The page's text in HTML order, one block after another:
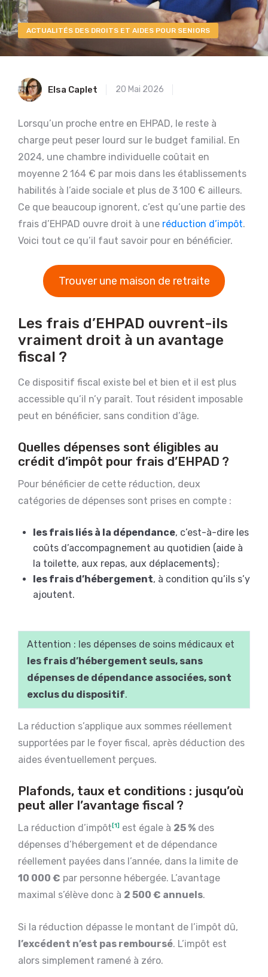
ACTUALITÉS DES DROITS ET AIDES POUR SENIORS
Elsa Caplet 20 Mai 2026
Lorsqu’un proche entre en EHPAD, le reste à
charge peut peser lourd sur le budget familial. En
2024, une chambre individuelle coûtait en
moyenne 2 164 € par mois dans les établissements
habilités à l’aide sociale et plus de 3 100 € ailleurs.
Ce que beaucoup ignorent, c’est qu’une partie des
frais d’EHPAD ouvre droit à une réduction d’impôt.
Voici tout ce qu’il faut savoir pour en bénéficier.
Trouver une maison de retraite
Les frais d’EHPAD ouvrent-ils
vraiment droit à un avantage
fiscal ?
Ce dispositif fiscal existe bel et bien et il est plus
accessible qu’il n’y paraît. Tout résident imposable
peut en bénéficier, sans condition d’âge.
Quelles dépenses sont éligibles au
crédit d’impôt pour frais d’EHPAD ?
Pour bénéficier de cette réduction, deux
catégories de dépenses sont prises en compte :
les frais liés à la dépendance, c’est-à-dire les
coûts d’accompagnement au quotidien (aide à
la toilette, aux repas, aux déplacements) ;
les frais d’hébergement, à condition qu’ils s’y
ajoutent.
Attention : les dépenses de soins médicaux et
les frais d’hébergement seuls, sans
dépenses de dépendance associées, sont
exclus du dispositif.
La réduction s’applique aux sommes réellement
supportées par le foyer fiscal, après déduction des
aides éventuellement perçues.
Plafonds, taux et conditions : jusqu’où
peut aller l’avantage fiscal ?
La réduction d’impôt [1] est égale à 25 % des
dépenses d’hébergement et de dépendance
réellement payées dans l’année, dans la limite de
10 000 € par personne hébergée. L’avantage
maximal s’élève donc à 2 500 € annuels.
Si la réduction dépasse le montant de l’impôt dû,
l’excédent n’est pas remboursé. L’impôt est
alors simplement ramené à zéro.